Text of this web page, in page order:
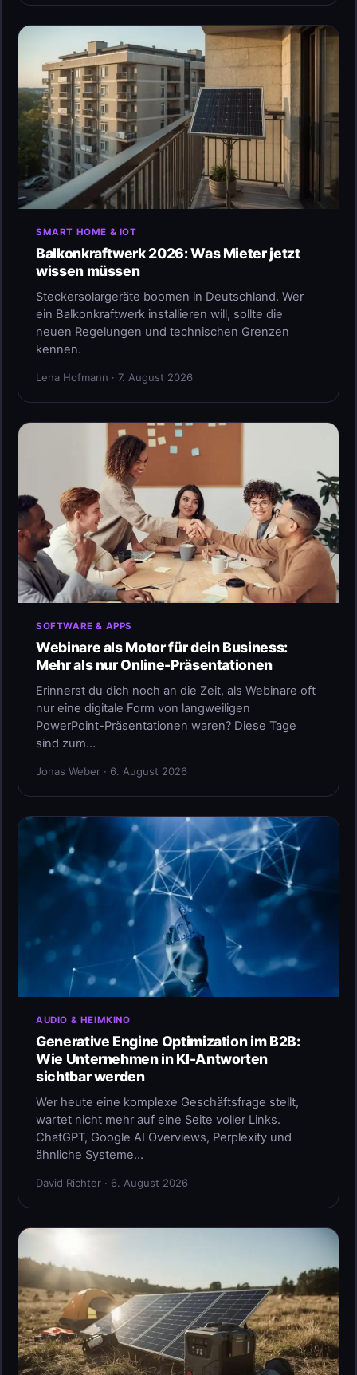
SMART HOME & IOT
Balkonkraftwerk 2026: Was Mieter jetzt
wissen müssen
Steckersolargeräte boomen in Deutschland. Wer
ein Balkonkraftwerk installieren will, sollte die
neuen Regelungen und technischen Grenzen
kennen.
Lena Hofmann · 7. August 2026
SOFTWARE & APPS
Webinare als Motor für dein Business:
Mehr als nur Online-Präsentationen
Erinnerst du dich noch an die Zeit, als Webinare oft
nur eine digitale Form von langweiligen
PowerPoint-Präsentationen waren? Diese Tage
sind zum…
Jonas Weber · 6. August 2026
AUDIO & HEIMKINO
Generative Engine Optimization im B2B:
Wie Unternehmen in KI-Antworten
sichtbar werden
Wer heute eine komplexe Geschäftsfrage stellt,
wartet nicht mehr auf eine Seite voller Links.
ChatGPT, Google AI Overviews, Perplexity und
ähnliche Systeme…
David Richter · 6. August 2026